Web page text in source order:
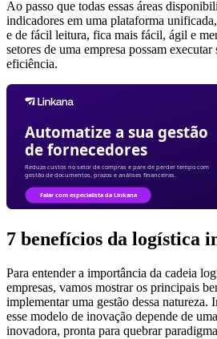
Ao passo que todas essas áreas
indicadores em uma plataforma
e de fácil leitura, fica mais fácil, ágil e
setores de uma empresa possam
eficiência.
7 benefícios da logística
Para entender a importância da cadeia
empresas, vamos mostrar os principais
implementar uma gestão dessa natureza.
esse modelo de inovação depende de
inovadora, pronta para quebrar